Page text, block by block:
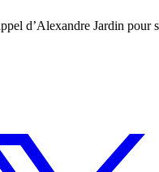
d’Alexandre Jardin pour